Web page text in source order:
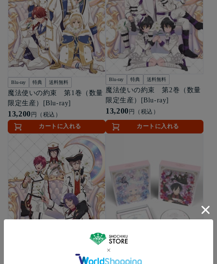
Blu-ray 特典 送料無料
魔法使いの約束 第1巻（数量
限定生産）[Blu-ray]
13,200 円（税込）
カートに入れる
Blu-ray 特典 送料無料
魔法使いの約束 第2巻（数量
限定生産）[Blu-ray]
13,200円（税込）
カートに入れる